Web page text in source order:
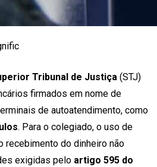
Tribunal de Justiça (STJ)
firmados em nome de
de autoatendimento, como
. Para o colegiado, o uso de
recebimento do dinheiro não
exigidas pelo artigo 595 do